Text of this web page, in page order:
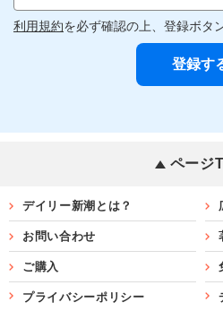
利用規約を必ず確認の上、登録ボタ
ページ
デイリー新潮とは？
お問い合わせ
ご購入
プライバシーポリシー